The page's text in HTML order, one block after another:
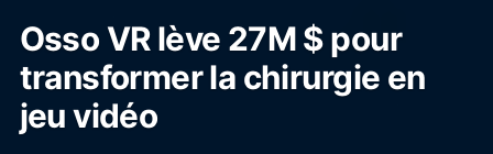
Osso VR lève 27M $ pour
transformer la chirurgie en
jeu vidéo